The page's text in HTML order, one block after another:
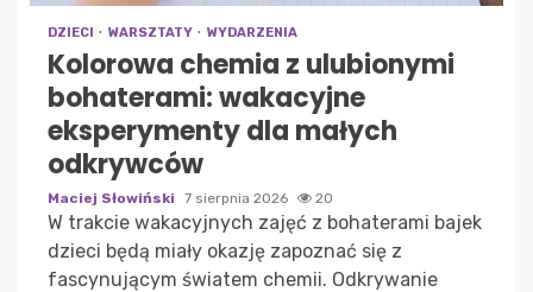
DZIECI WARSZTATY WYDARZENIA
Kolorowa chemia z ulubionymi
bohaterami: wakacyjne
eksperymenty dla małych
odkrywców
Maciej Słowiński 7 sierpnia 2026 20
W trakcie wakacyjnych zajęć z bohaterami bajek
dzieci będą miały okazję zapoznać się z
fascynującym światem chemii. Odkrywanie